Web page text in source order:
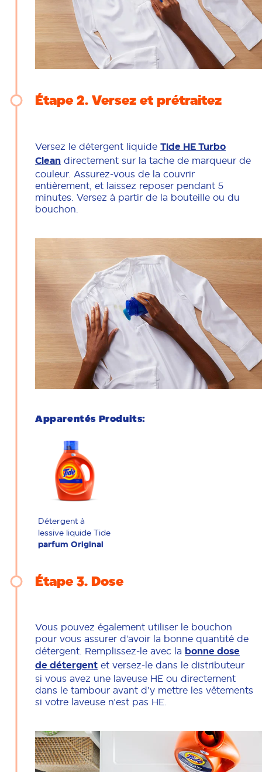
Étape 2 Versez et prétraitez
Versez le détergent liquide Tide HE Turbo
Clean directement sur la tache de marqueur de
couleur. Assurez-vous de la couvrir
entièrement, et laissez reposer pendant 5
minutes. Versez à partir de la bouteille ou du
bouchon.
Apparentés Produits:
Détergent à
lessive liquide Tide
parfum Original
Étape 3 Dose
Vous pouvez également utiliser le bouchon
pour vous assurer d’avoir la bonne quantité de
détergent. Remplissez-le avec la bonne dose
de détergent et versez-le dans le distributeur
si vous avez une laveuse HE ou directement
dans le tambour avant d’y mettre les vêtements
si votre laveuse n’est pas HE.